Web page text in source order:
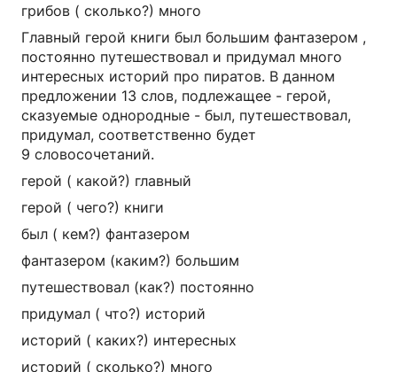
грибов ( сколько?) много
Главный герой книги был большим фантазером ,
постоянно путешествовал и придумал много
интересных историй про пиратов. В данном
предложении 13 слов, подлежащее - герой,
сказуемые однородные - был, путешествовал,
придумал, соответственно будет
9 словосочетаний.
герой ( какой?) главный
герой ( чего?) книги
был ( кем?) фантазером
фантазером (каким?) большим
путешествовал (как?) постоянно
придумал ( что?) историй
историй ( каких?) интересных
историй ( сколько?) много